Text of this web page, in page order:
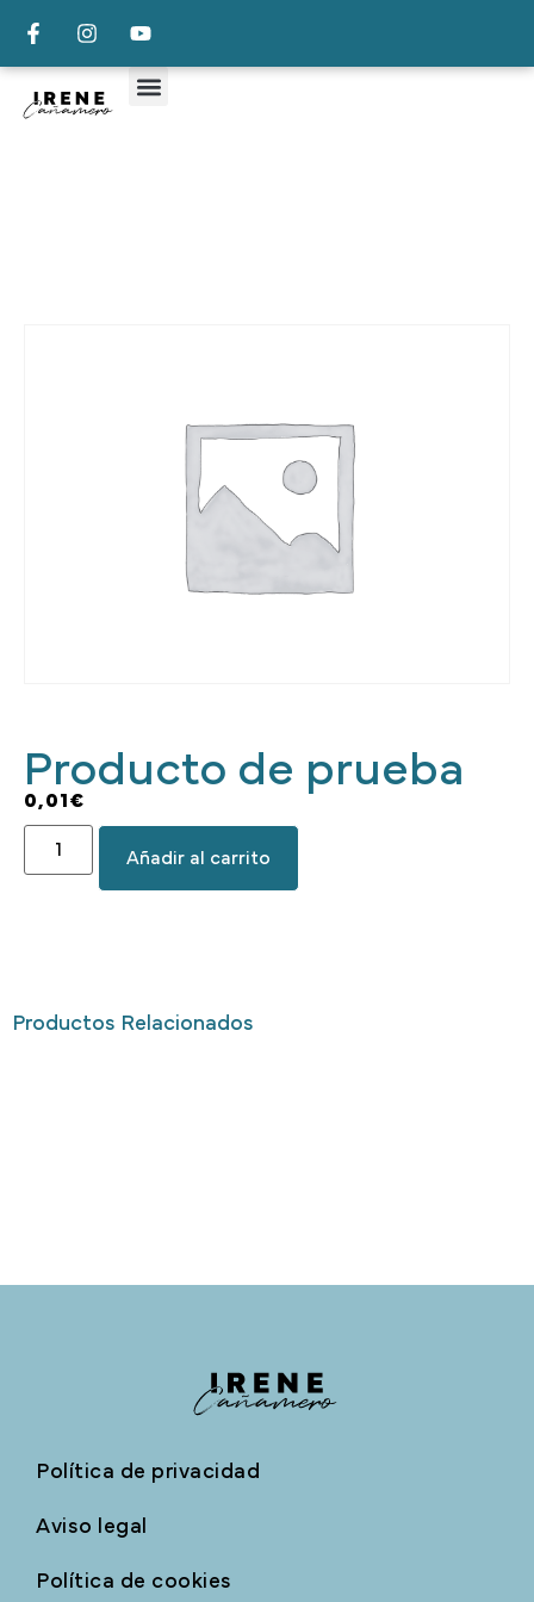
Producto de prueba
0,01€
Añadir al carrito
Productos Relacionados
Política de privacidad
Aviso legal
Política de cookies